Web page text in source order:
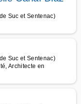
Suc et Sentenac)
Suc et Sentenac)
Architecte en